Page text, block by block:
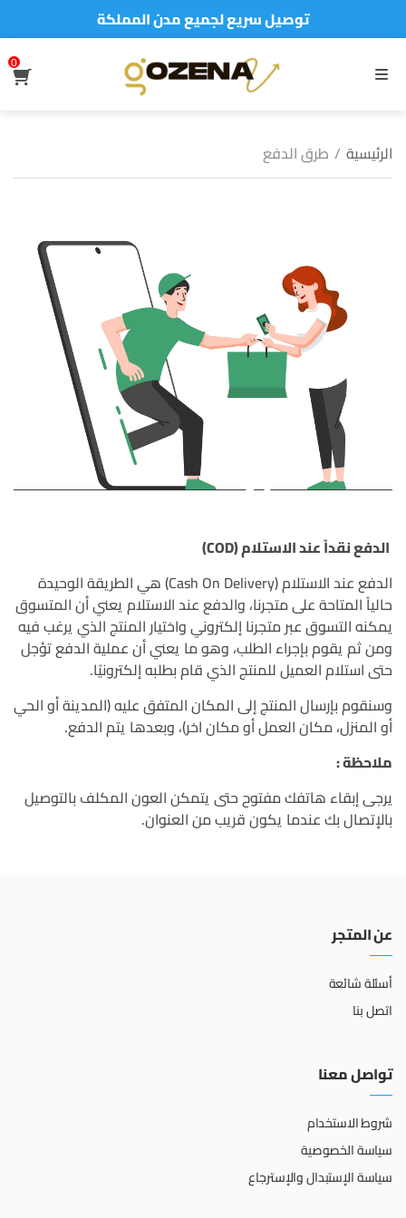
توصيل سريع لجميع مدن المملكة
أطلب الآن والدفع فقط عند استلام المنتج
MENU
0
الرئيسية / طرق الدفع
الدفع نقداً عند الاستلام (COD)
الدفع عند الاستلام (Cash On Delivery) هي الطريقة الوحيدة
حالياً المتاحة على متجرنا، والدفع عند الاستلام يعني أن المتسوق
يمكنه التسوق عبر متجرنا إلكتروني واختيار المنتج الذي يرغب فيه
ومن ثم يقوم بإجراء الطلب، وهو ما يعني أن عملية الدفع تؤجل
حتى استلام العميل للمنتج الذي قام بطلبه إلكترونيًا.
وسنقوم بإرسال المنتج إلى المكان المتفق عليه (المدينة أو الحي
أو المنزل، مكان العمل أو مكان اخر)، وبعدها يتم الدفع.
ملاحظة :
يرجى إبقاء هاتفك مفتوح حتى يتمكن العون المكلف بالتوصيل
بالإتصال بك عندما يكون قريب من العنوان.
عن المتجر
أسئلة شائعة
اتصل بنا
تواصل معنا
شروط الاستخدام
سياسة الخصوصية
سياسة الإستبدال والإسترجاع